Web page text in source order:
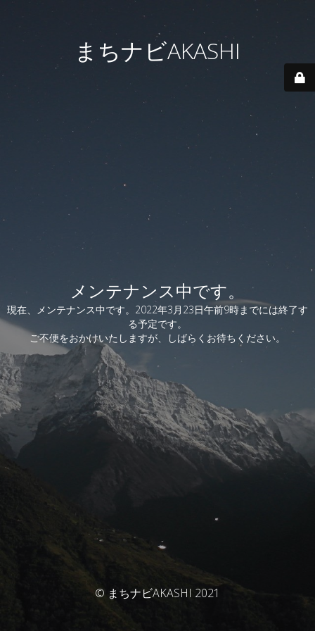
まちナビAKASHI
メンテナンス中です。
現在、メンテナンス中です。2022年3月23日午前9時までには終了す
る予定です。
ご不便をおかけいたしますが、しばらくお待ちください。
© まちナビAKASHI 2021